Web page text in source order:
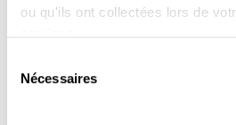
ou qu'ils ont collectées lors de
Nécessaires